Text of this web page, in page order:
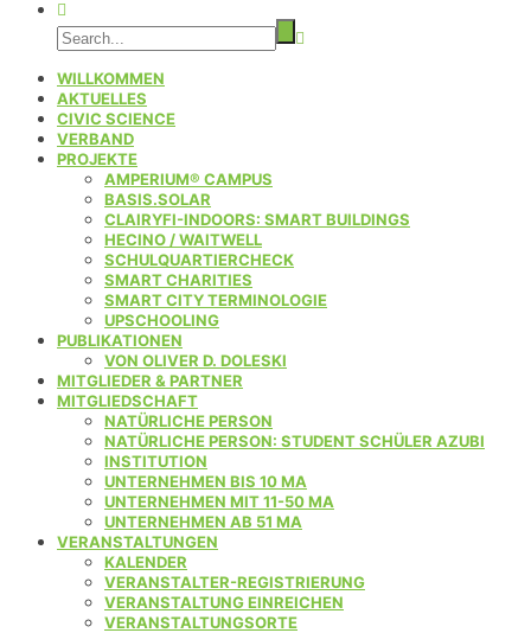
WILLKOMMEN
AKTUELLES
CIVIC SCIENCE
VERBAND
PROJEKTE
AMPERIUM® CAMPUS
BASIS.SOLAR
CLAIRYFI-INDOORS: SMART BUILDINGS
HECINO / WAITWELL
SCHULQUARTIERCHECK
SMART CHARITIES
SMART CITY TERMINOLOGIE
UPSCHOOLING
PUBLIKATIONEN
VON OLIVER D. DOLESKI
MITGLIEDER & PARTNER
MITGLIEDSCHAFT
NATÜRLICHE PERSON
NATÜRLICHE PERSON: STUDENT SCHÜLER AZUBI
INSTITUTION
UNTERNEHMEN BIS 10 MA
UNTERNEHMEN MIT 11-50 MA
UNTERNEHMEN AB 51 MA
VERANSTALTUNGEN
KALENDER
VERANSTALTER-REGISTRIERUNG
VERANSTALTUNG EINREICHEN
VERANSTALTUNGSORTE